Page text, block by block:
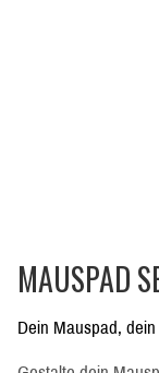
MAUSPAD
Dein Mauspad,